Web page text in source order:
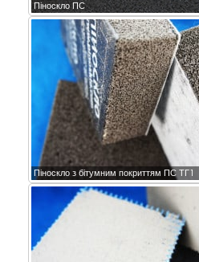
Піноскло ПС
Піноскло з бітумним покриттям ПС ТГ1